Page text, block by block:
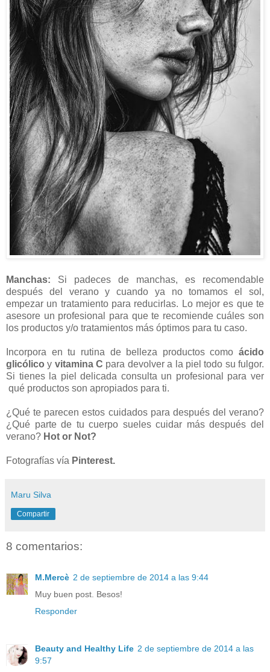
Manchas: Si padeces de manchas, es recomendable
después del verano y cuando ya no tomamos el sol,
empezar un tratamiento para reducirlas. Lo mejor es que te
asesore un profesional para que te recomiende cuáles son
los productos y/o tratamientos más óptimos para tu caso.
Incorpora en tu rutina de belleza productos como ácido
glicólicoy vitamina C para devolver a la piel todo su fulgor.
Si tienes la piel delicada consulta un profesional para ver
qué productos son apropiados para ti.
¿Qué te parecen estos cuidados para después del verano?
¿Qué parte de tu cuerpo sueles cuidar más después del
verano? Hot or Not?
Fotografías vía Pinterest.
Maru Silva
Compartir
8 comentarios:
M.Mercè 2 de septiembre de 2014 a las 9:44
Muy buen post. Besos!
Responder
Beauty and Healthy Life 2 de septiembre de 2014 a las
9:57